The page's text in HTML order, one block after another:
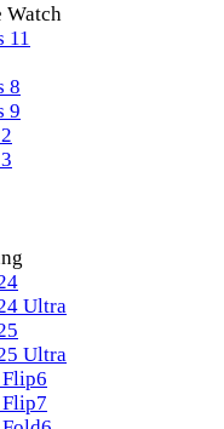
Watch
11
8
9
Ultra
Ultra
Flip6
Flip7